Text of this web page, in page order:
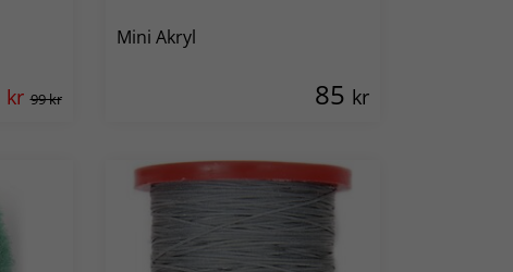
kr 99 kr
Mini Akryl
85 kr